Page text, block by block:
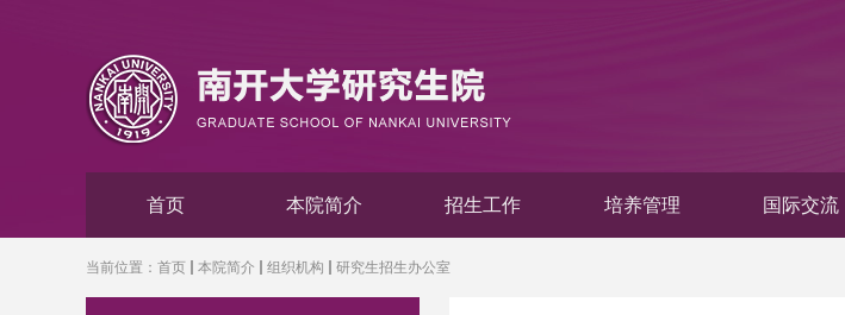
首页 本院简介 招生工作 培养管理 国际交流
当前位置： 首页 本院简介 组织机构 研究生招生办公室